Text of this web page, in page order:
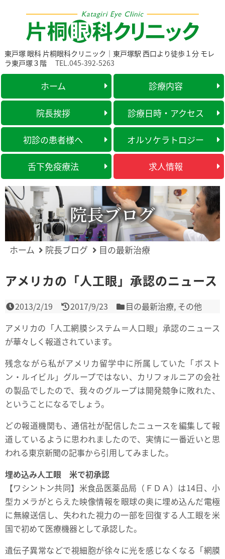
東戸塚 眼科 片桐眼科クリニック｜東戸塚駅 西口より徒歩１分 モレ
ラ東戸塚３階
TEL.045-392-5263
ホーム 診療内容
院長挨拶 診療日時・アクセス
初診の患者様へ オルソケラトロジー
舌下免疫療法 求人情報
院長ブログ
ホーム 院長ブログ 目の最新治療
アメリカの「人工眼」承認のニュース
2013/2/19 2017/9/23 目の最新治療, その他
アメリカの「人工網膜システム＝人口眼」承認のニュース
が華々しく報道されています。
残念ながら私がアメリカ留学中に所属していた「ボスト
ン・ルイビル」グループではない、カリフォルニアの会社
の製品でしたので、我々のグループは開発競争に敗れた、
ということになるでしょう。
どの報道機関も、通信社が配信したニュースを編集して報
道しているように思われましたので、実情に一番近いと思
われる東京新聞の記事から引用してみました。
埋め込み人工眼 米で初承認
【ワシントン共同】米食品医薬品局（ＦＤＡ）は14日、小
型カメラがとらえた映像情報を眼球の奥に埋め込んだ電極
に無線送信し、失われた視力の一部を回復する人工眼を米
国で初めて医療機器として承認した。
遺伝子異常などで視細胞が徐々に光を感じなくなる「網膜